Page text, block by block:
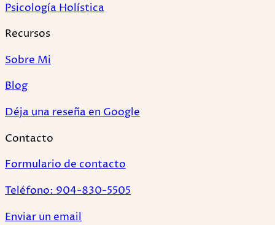
Psicología Holística
Recursos
Sobre Mi
Blog
Déja una reseña en Google
Contacto
Formulario de contacto
Teléfono: 904-830-5505
Enviar un email